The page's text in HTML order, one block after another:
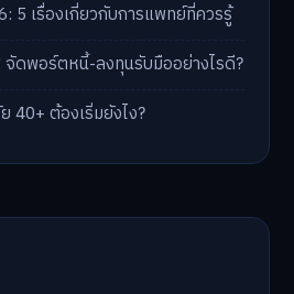
5 เรื่องเกี่ยวกับการแพทย์ที่ควรรู้
จัดพอร์ตหนี้-ลงทุนรับมืออย่างไรดี?
ต้องเริ่มยังไง?